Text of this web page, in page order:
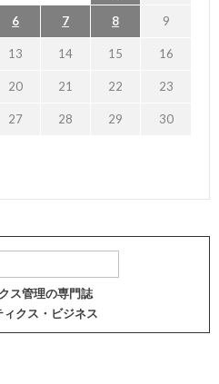
6 7 8 9
13 14 15 16
20 21 22 23
27 28 29 30
ス管理の専門誌
ィクス・ビジネス